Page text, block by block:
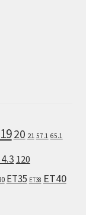
1920 21 57.1 65.1
120
ET35 ET38 ET40